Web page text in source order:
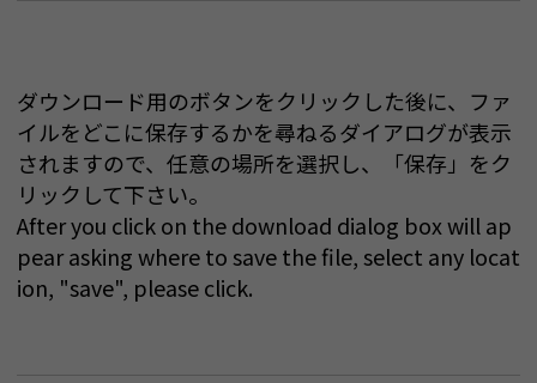
ダウンロード用のボタンをクリックした後に、ファ
イルをどこに保存するかを尋ねるダイアログが表示
されますので、任意の場所を選択し、「保存」をク
リックして下さい。
After you click on the download dialog box will ap
pear asking where to save the file, select any locat
ion, "save", please click.